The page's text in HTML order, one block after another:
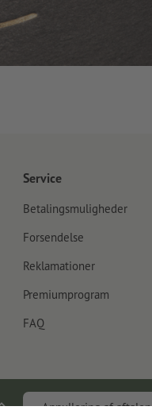
Service
Betalingsmuligheder
Forsendelse
Reklamationer
Premiumprogram
FAQ
Annullering af aftalen